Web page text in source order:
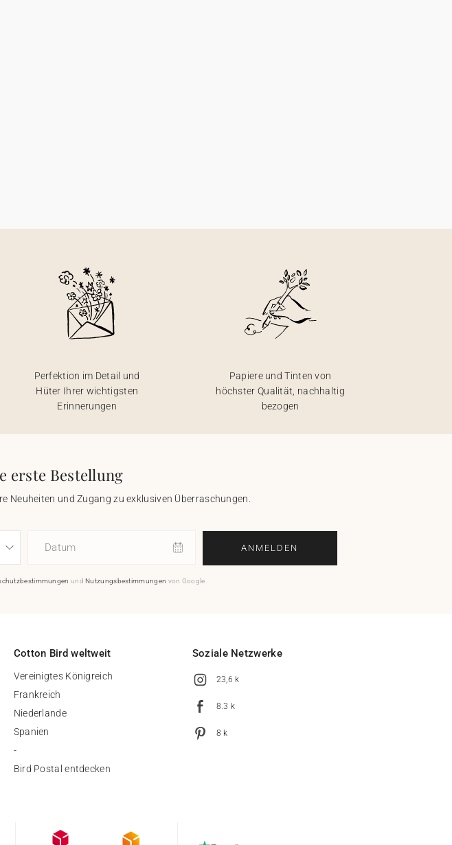
Perfektion im Detail und
Hüter Ihrer wichtigsten
Erinnerungen
Papiere und Tinten von
höchster Qualität, nachhaltig
bezogen
erste Bestellung
Neuheiten und Zugang zu exklusiven Überraschungen.
Datum ANMELDEN
und Nutzungsbestimmungen von Google.
Cotton Bird weltweit
Vereinigtes Königreich
Frankreich
Niederlande
Spanien
-
Bird Postal entdecken
Soziale Netzwerke
23,6 k
8.3 k
8 k